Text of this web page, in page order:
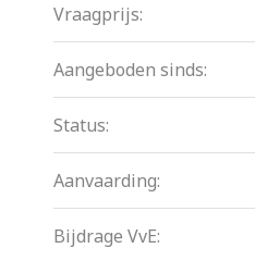
Wat je
–
– goed
– riante
– luxe
Vraagprijs:
Aangeboden sinds:
Status:
Aanvaarding:
Bijdrage VvE: